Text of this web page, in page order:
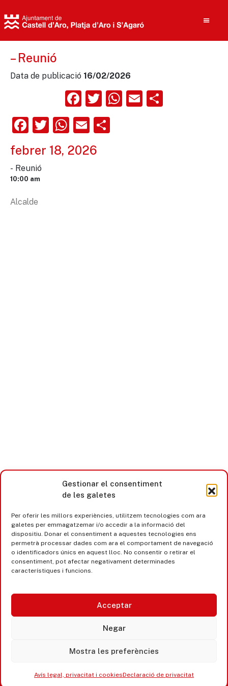
Gestionar el consentiment
de les galetes
Per oferir les millors experiències, utilitzem tecnologies com ara
galetes per emmagatzemar i/o accedir a la informació del
dispositiu. Donar el consentiment a aquestes tecnologies ens
permetrà processar dades com ara el comportament de navegació
o identificadors únics en aquest lloc. No consentir o retirar el
consentiment, pot afectar negativament determinades
característiques i funcions.
Acceptar
Negar
Mostra les preferències
Avís legal, privacitat i cookiesDeclaració de privacitat
– Reunió
Data de publicació 16/02/2026
Facebook
Twitter
WhatsApp
Email
Facebook
Twitter
WhatsApp
Email
febrer 18, 2026
- Reunió
10:00 am
Alcalde
Castell d’Aro · Platja d’Aro · S’Agaró
365 www.platjadaro